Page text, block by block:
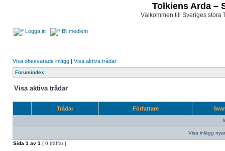
Tolkiens Arda –
Välkommen till Sveriges stora
Logga in Bli medlem
Visa obesvarade inlägg | Visa aktiva trådar
Forumindex
Visa aktiva trådar
Trådar Författare
Visa inlägg
Sida 1 av 1 [ 0 träffar ]